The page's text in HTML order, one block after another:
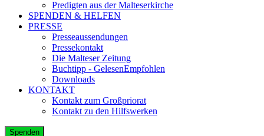
Predigten aus der Malteserkirche
SPENDEN & HELFEN
PRESSE
Presseaussendungen
Pressekontakt
Die Malteser Zeitung
Buchtipp - GelesenEmpfohlen
Downloads
KONTAKT
Kontakt zum Großpriorat
Kontakt zu den Hilfswerken
Spenden